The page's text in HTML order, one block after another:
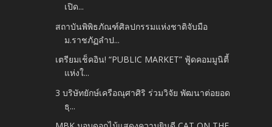
เปิด...
สถาบันพิพิธภัณฑ์ศิลปกรรมแห่งชาติจับมือ
ม.ราชภัฏลำป...
เตรียมเช็คอิน! “PUBLIC MARKET” ฟู้ดคอมมูนิตี้
แห่งใ...
3 บริษัทยักษ์เครือณุศาศิริ ร่วมวิจัย พัฒนาต่อยอด
ธุ...